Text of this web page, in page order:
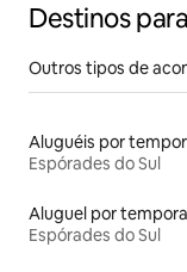
Destinos
Outros tipos de
Espórades do Sul
Espórades do Sul